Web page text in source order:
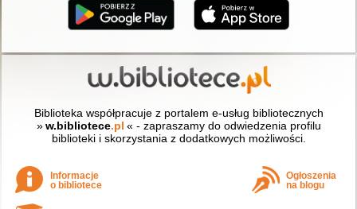
Biblioteka współpracuje z portalem e-usług bibliotecznych
» w.bibliotece.pl « - zapraszamy do odwiedzenia profilu
biblioteki i skorzystania z dodatkowych możliwości.
Informacje
o bibliotece
Ogłoszenia
na blogu